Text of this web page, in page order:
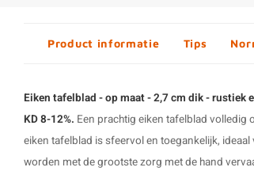
Product informatie Tips
Eiken tafelblad - op maat - 2,7 cm dik -
KD 8-12%. Een prachtig eiken tafelblad volledig
eiken tafelblad is sfeervol en toegankelijk,
worden met de grootste zorg met de hand